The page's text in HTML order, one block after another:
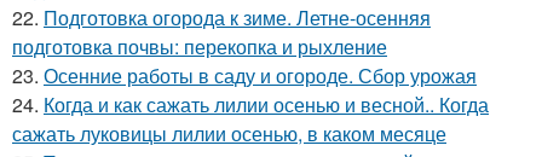
22. Подготовка огорода к зиме. Летне-осенняя
подготовка почвы: перекопка и рыхление
23. Осенние работы в саду и огороде. Сбор урожая
24. Когда и как сажать лилии осенью и весной.. Когда
сажать луковицы лилии осенью, в каком месяце